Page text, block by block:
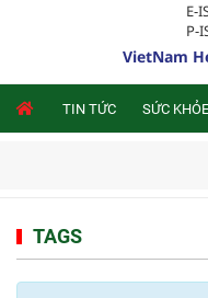
E-
P-
VietNam
TIN TỨC SỨC KHỎE
TAGS